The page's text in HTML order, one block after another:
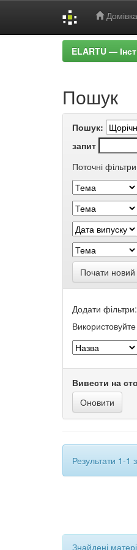
Домівка
ELARTU —
Пошук
Пошук:
запит
Поточні
Почати
Додати фільтри:
Вивести на
Результати 1-1
Знайдені